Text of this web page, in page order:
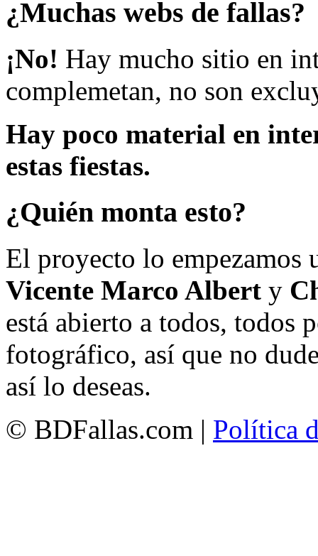
¿Muchas webs de fallas?
¡No! Hay mucho sitio en
complemetan, no son
Hay poco material en
estas fiestas.
¿Quién monta esto?
El proyecto lo empezamos
Vicente Marco Albert y
está abierto a todos, todos
fotográfico, así que no
así lo deseas.
© BDFallas.com | Política